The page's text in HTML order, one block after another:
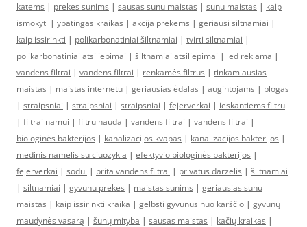
katems | prekes sunims | sausas sunu maistas | sunu maistas | kaip
ismokyti | ypatingas kraikas | akcija prekems | geriausi siltnamiai |
kaip issirinkti | polikarbonatiniai šiltnamiai | tvirti siltnamiai |
polikarbonatiniai atsiliepimai | šiltnamiai atsiliepimai | led reklama |
vandens filtrai | vandens filtrai | renkamės filtrus | tinkamiausias
maistas | maistas internetu | geriausias ėdalas | augintojams | blogas
| straipsniai | straipsniai | straipsniai | fejerverkai | ieskantiems filtru
| filtrai namui | filtru nauda | vandens filtrai | vandens filtrai |
biologinės bakterijos | kanalizacijos kvapas | kanalizacijos bakterijos |
medinis namelis su ciuozykla | efektyvio biologinės bakterijos |
fejerverkai | sodui | brita vandens filtrai | privatus darzelis | šiltnamiai
| siltnamiai | gyvunu prekes | maistas sunims | geriausias sunu
maistas | kaip issirinkti kraika | gelbsti gyvūnus nuo karščio | gyvūnų
maudynės vasarą | šunų mityba | sausas maistas | kačių kraikas |